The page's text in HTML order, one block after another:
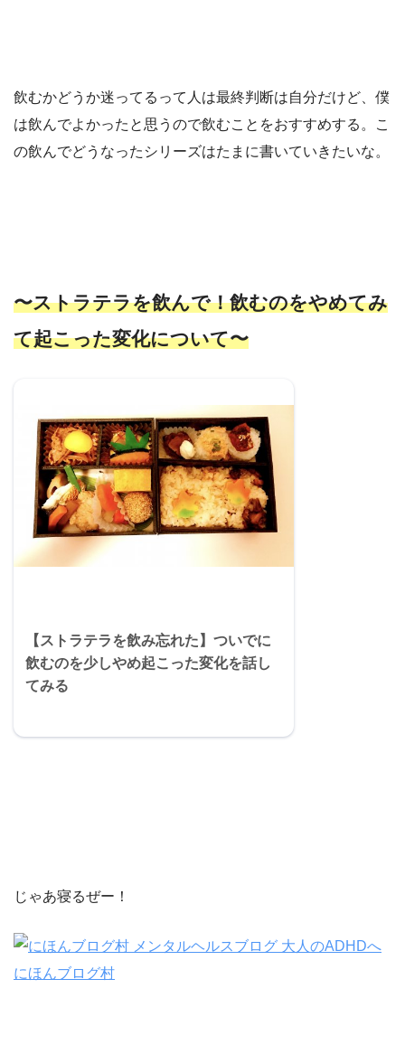
飲むかどうか迷ってるって人は最終判断は自分だけど、僕
は飲んでよかったと思うので飲むことをおすすめする。こ
の飲んでどうなったシリーズはたまに書いていきたいな。
〜ストラテラを飲んで！飲むのをやめてみ
て起こった変化について〜
【ストラテラを飲み忘れた】ついでに
飲むのを少しやめ起こった変化を話し
てみる
じゃあ寝るぜー！
にほんブログ村